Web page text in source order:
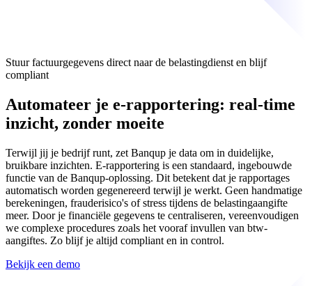
Stuur factuurgegevens direct naar de belastingdienst en blijf
compliant
Automateer je e-rapportering: real-time
inzicht, zonder moeite
Terwijl jij je bedrijf runt, zet Banqup je data om in duidelijke,
bruikbare inzichten. E-rapportering is een standaard, ingebouwde
functie van de Banqup-oplossing. Dit betekent dat je rapportages
automatisch worden gegenereerd terwijl je werkt. Geen handmatige
berekeningen, frauderisico's of stress tijdens de belastingaangifte
meer. Door je financiële gegevens te centraliseren, vereenvoudigen
we complexe procedures zoals het vooraf invullen van btw-
aangiftes. Zo blijf je altijd compliant en in control.
Bekijk een demo